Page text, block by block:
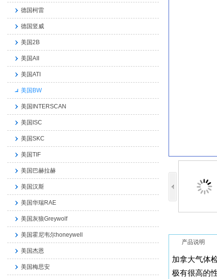
德国柯雷
德国竖威
美国2B
美国AII
美国ATI
美国BW
美国INTERSCAN
美国ISC
美国SKC
美国TIF
美国巴赫拉赫
美国汉斯
美国华瑞RAE
美国灰狼Greywolf
美国霍尼韦尔honeywell
美国杰恩
美国梅思安
产品说明
加拿大气体
极有很高的